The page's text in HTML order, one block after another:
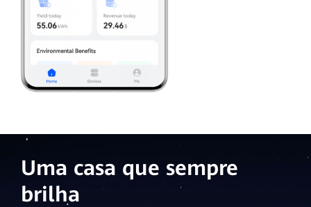
Uma casa que sempre
brilha